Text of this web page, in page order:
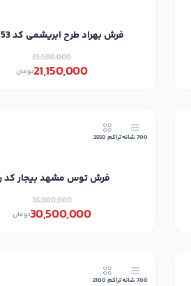
فرش بهراد طرح ابریشمی کد 202753
23,500,000
21,150,000تومان
700 شانه تراکم 2550
فرش توس مشهد بیجار کد
36,800,000
30,500,000تومان
700 شانه تراکم 2100